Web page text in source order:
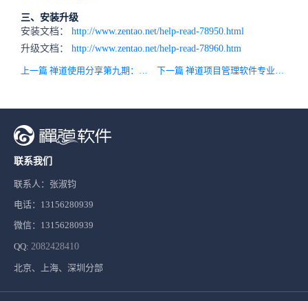
三、安装升级
安装文档： http://www.zentao.net/help-read-78950.html
升级文档： http://www.zentao.net/help-read-78960.htm
上一篇 禅道使用分享第九期：测试部门缺陷管理的新需求 下一篇 禅道项目管理软件专业版2.1版本发布！
联系我们
联系人：张淑钧
电话：13156280939
微信：13156280939
QQ: 2082428410
北京、上海、深圳分部